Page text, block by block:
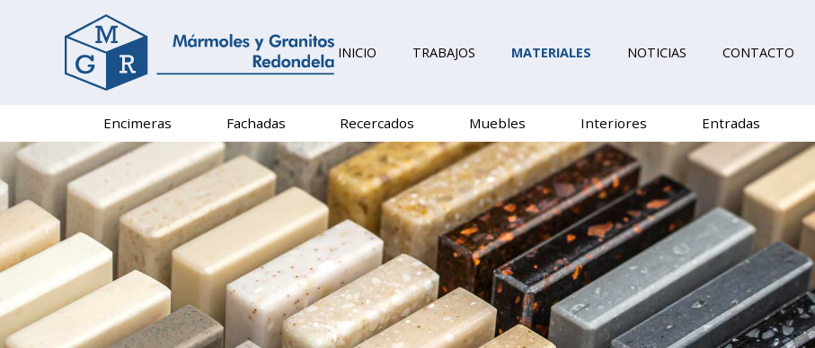
INICIO TRABAJOS MATERIALES NOTICIAS CONTACTO
Encimeras Fachadas Recercados Muebles Interiores Entradas